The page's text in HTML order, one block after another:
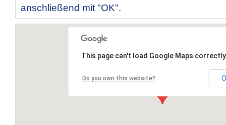
anschließend mit "OK".
This page can't load Google Maps
Do you own this website?